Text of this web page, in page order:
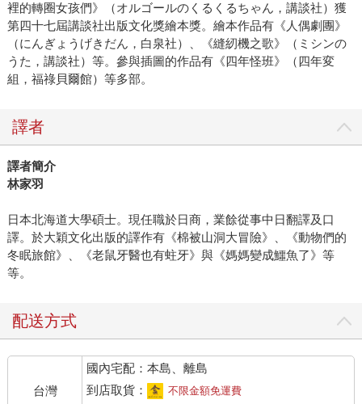
裡的轉圈女孩們》（オルゴールのくるくるちゃん，講談社）獲
第四十七屆講談社出版文化獎繪本獎。繪本作品有《人偶劇團》
（にんぎょうげきだん，白泉社）、《縫紉機之歌》（ミシンの
うた，講談社）等。參與插圖的作品有《四年怪班》（四年変
組，福祿貝爾館）等多部。
譯者
譯者簡介
林家羽
日本北海道大學碩士。現任職於日商，業餘從事中日翻譯及口
譯。於大穎文化出版的譯作有《棉被山洞大冒險》、《動物們的
冬眠旅館》、《老鼠牙醫也有蛀牙》與《媽媽變成鱷魚了》等
等。
配送方式
台灣
國內宅配：本島、離島
到店取貨：
不限金額免運費